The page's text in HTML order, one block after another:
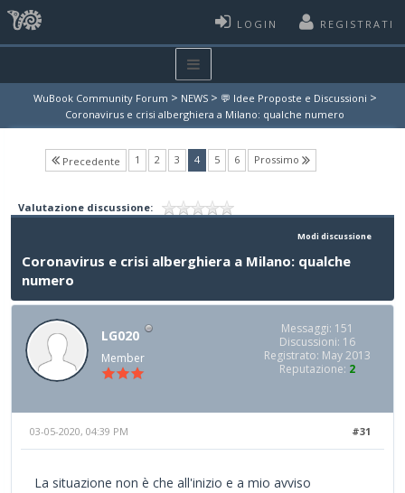
LOGIN REGISTRATI
WuBook Community Forum > NEWS > 💬 Idee Proposte e Discussioni >
Coronavirus e crisi alberghiera a Milano: qualche numero
Precedente 1 2 3 4(current)
5 6 Prossimo
Valutazione discussione:
Modi discussione
Coronavirus e crisi alberghiera a Milano: qualche
numero
LG020
Member
Messaggi: 151
Discussioni: 16
Registrato: May 2013
Reputazione: 2
#31
03-05-2020, 04:39 PM
La situazione non è che all'inizio e a mio avviso